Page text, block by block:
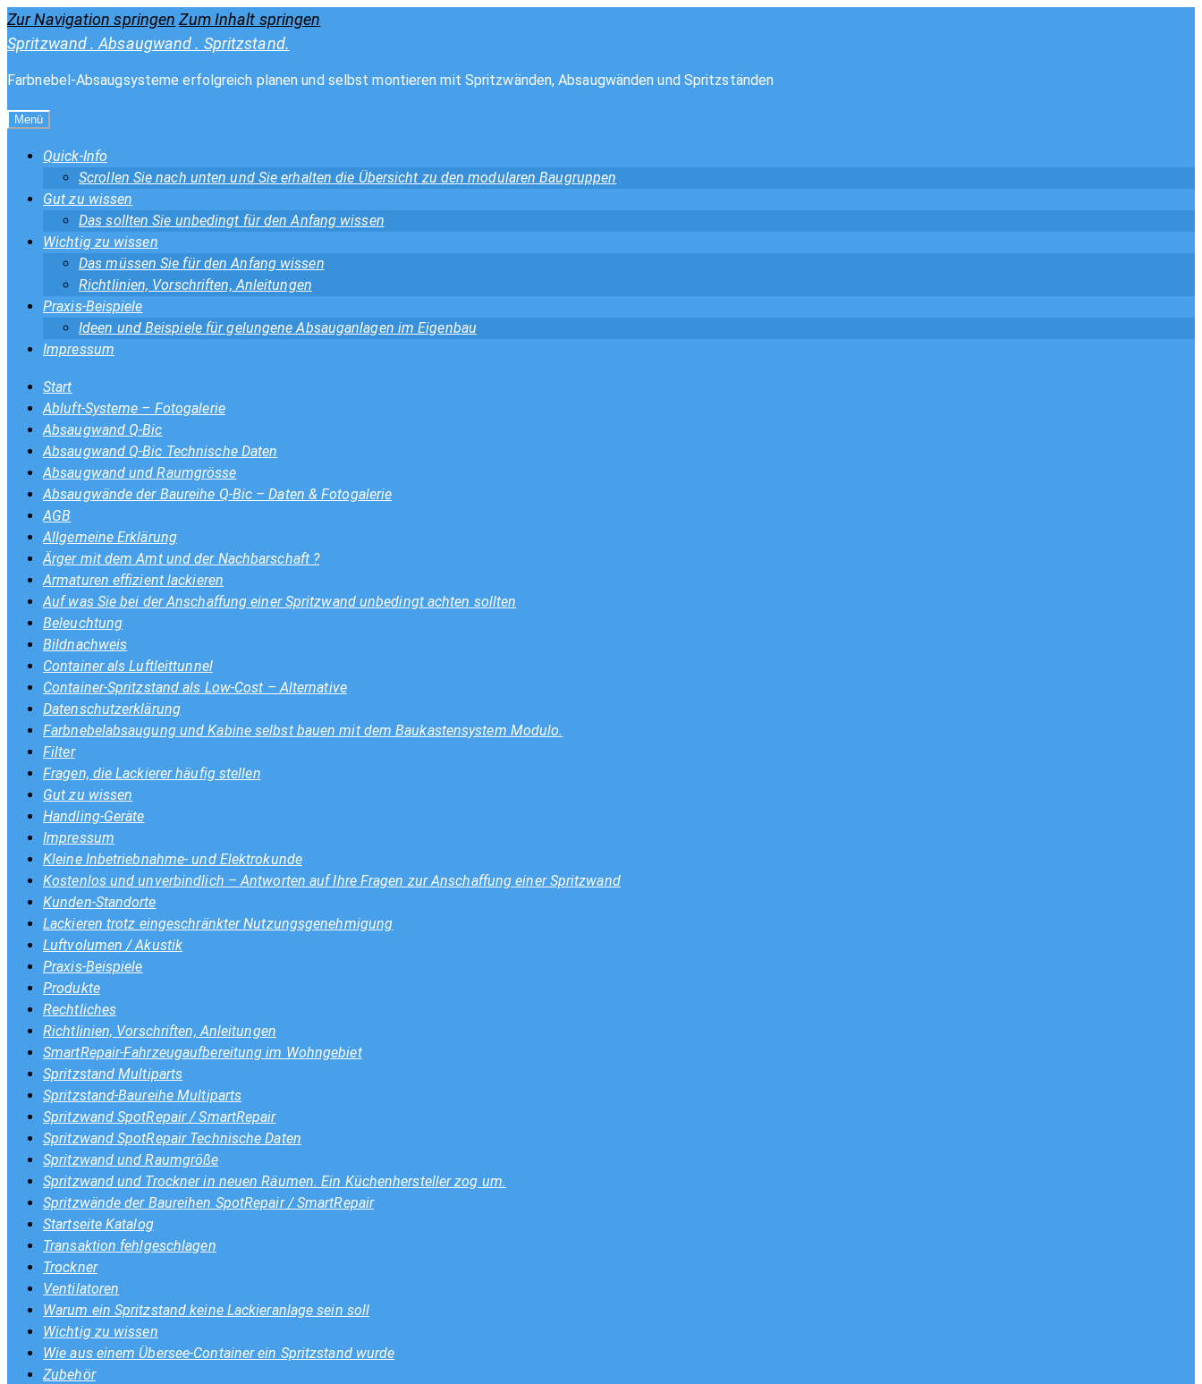
Zur Navigation springen Zum Inhalt springen
Spritzwand . Absaugwand . Spritzstand.
Farbnebel-Absaugsysteme erfolgreich planen und selbst montieren mit Spritzwänden, Absaugwänden und Spritzständen
Menü
Quick-Info
Scrollen Sie nach unten und Sie erhalten die Übersicht zu den modularen Baugruppen
Gut zu wissen
Das sollten Sie unbedingt für den Anfang wissen
Wichtig zu wissen
Das müssen Sie für den Anfang wissen
Richtlinien, Vorschriften, Anleitungen
Praxis-Beispiele
Ideen und Beispiele für gelungene Absauganlagen im Eigenbau
Impressum
Start
Abluft-Systeme – Fotogalerie
Absaugwand Q-Bic
Absaugwand Q-Bic Technische Daten
Absaugwand und Raumgrösse
Absaugwände der Baureihe Q-Bic – Daten & Fotogalerie
AGB
Allgemeine Erklärung
Ärger mit dem Amt und der Nachbarschaft ?
Armaturen effizient lackieren
Auf was Sie bei der Anschaffung einer Spritzwand unbedingt achten sollten
Beleuchtung
Bildnachweis
Container als Luftleittunnel
Container-Spritzstand als Low-Cost – Alternative
Datenschutzerklärung
Farbnebelabsaugung und Kabine selbst bauen mit dem Baukastensystem Modulo.
Filter
Fragen, die Lackierer häufig stellen
Gut zu wissen
Handling-Geräte
Impressum
Kleine Inbetriebnahme- und Elektrokunde
Kostenlos und unverbindlich – Antworten auf Ihre Fragen zur Anschaffung einer Spritzwand
Kunden-Standorte
Lackieren trotz eingeschränkter Nutzungsgenehmigung
Luftvolumen / Akustik
Praxis-Beispiele
Produkte
Rechtliches
Richtlinien, Vorschriften, Anleitungen
SmartRepair-Fahrzeugaufbereitung im Wohngebiet
Spritzstand Multiparts
Spritzstand-Baureihe Multiparts
Spritzwand SpotRepair / SmartRepair
Spritzwand SpotRepair Technische Daten
Spritzwand und Raumgröße
Spritzwand und Trockner in neuen Räumen. Ein Küchenhersteller zog um.
Spritzwände der Baureihen SpotRepair / SmartRepair
Startseite Katalog
Transaktion fehlgeschlagen
Trockner
Ventilatoren
Warum ein Spritzstand keine Lackieranlage sein soll
Wichtig zu wissen
Wie aus einem Übersee-Container ein Spritzstand wurde
Zubehör